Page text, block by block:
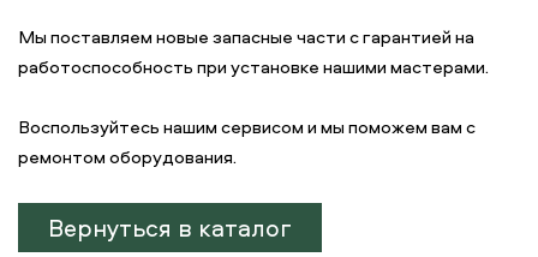
Мы поставляем новые запасные части с гарантией на
работоспособность при установке нашими мастерами.
Воспользуйтесь нашим сервисом и мы поможем вам с
ремонтом оборудования.
Вернуться в каталог